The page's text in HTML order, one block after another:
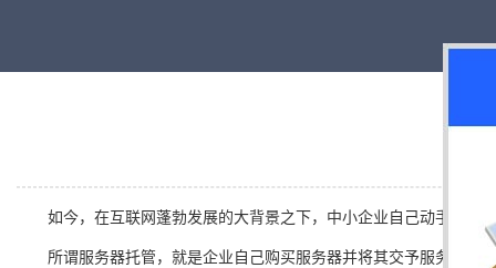
如今，在互联网蓬勃发展的大背景之下，中小企业自己动手创建
所谓服务器托管，就是企业自己购买服务器并将其交予服务器托